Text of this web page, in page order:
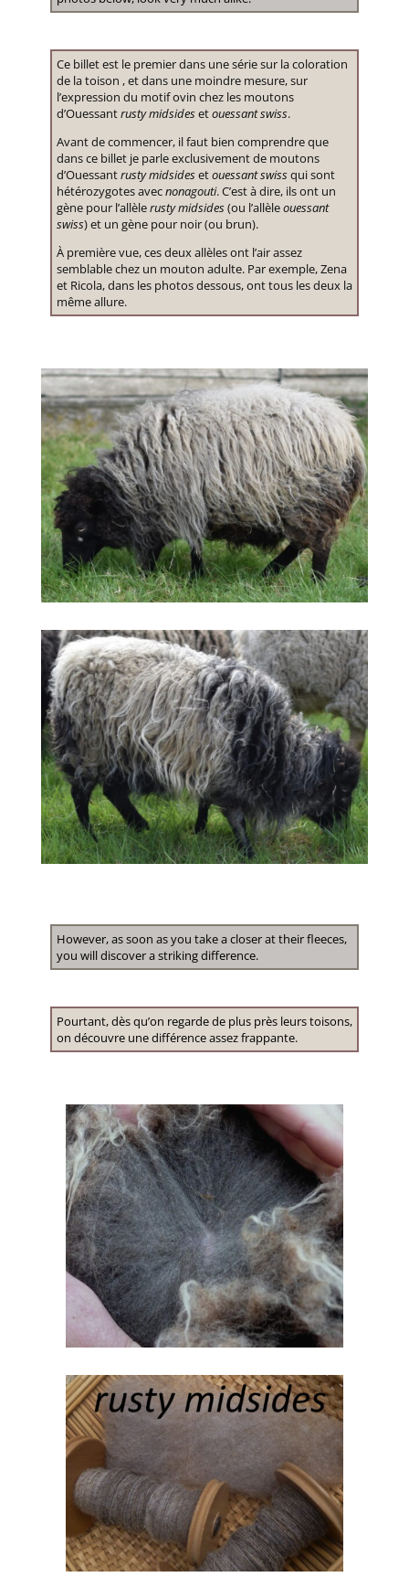
Ce billet est le premier dans une série sur la coloration
de la toison , et dans une moindre mesure, sur
l’expression du motif ovin chez les moutons
d’Ouessantrusty midsidesetouessant swiss.
Avant de commencer, il faut bien comprendre que
dans ce billet je parle exclusivement de moutons
d’Ouessantrusty midsidesetouessant swissqui sont
hétérozygotes avecnonagouti. C’est à dire, ils ont un
gène pour l’allèlerusty midsides(ou l’allèleouessant
swiss) et un gène pour noir (ou brun).
À première vue, ces deux allèles ont l’air assez
semblable chez un mouton adulte. Par exemple, Zena
et Ricola, dans les photos dessous, ont tous les deux la
même allure.
However, as soon as you take a closer at their fleeces,
you will discover a striking difference.
Pourtant, dès qu’on regarde de plus près leurs toisons,
on découvre une différence assez frappante.